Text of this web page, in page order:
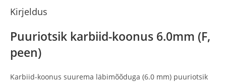
Kirjeldus
Puuriotsik karbiid-koonus 6.0mm (F,
peen)
Karbiid-koonus suurema läbimõõduga (6.0 mm) puuriotsik